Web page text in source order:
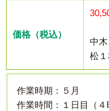
価格（税込）
中
松
作業時期：５月
作業時間：１日目（４